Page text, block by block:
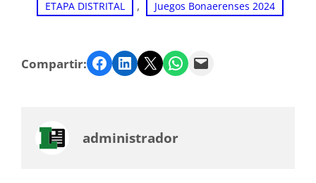
ETAPA DISTRITAL , Juegos Bonaerenses 2024
Compartir: Facebook LinkedIn Twitter WhatsApp Email
administrador